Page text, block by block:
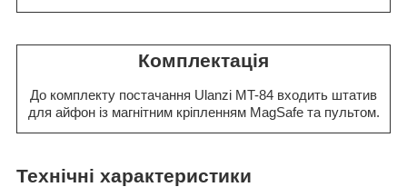
Комплектація
До комплекту постачання Ulanzi MT-84 входить штатив
для айфон із магнітним кріпленням MagSafe та пультом.
Технічні характеристики